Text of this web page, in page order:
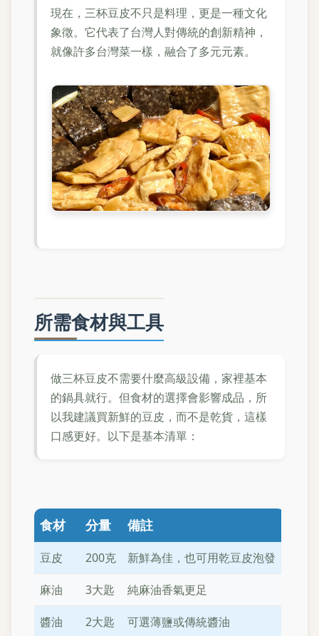
現在，三杯豆皮不只是料理，更是一種文化
象徵。它代表了台灣人對傳統的創新精神，
就像許多台灣菜一樣，融合了多元元素。
所需食材與工具
做三杯豆皮不需要什麼高級設備，家裡基本
的鍋具就行。但食材的選擇會影響成品，所
以我建議買新鮮的豆皮，而不是乾貨，這樣
口感更好。以下是基本清單：
食材 分量 備註
豆皮 200克 新鮮為佳，也可用乾豆皮泡發
麻油 3大匙 純麻油香氣更足
醬油 2大匙 可選薄鹽或傳統醬油